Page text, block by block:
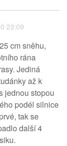
23:09
cm sněhu,
rána
Jediná
až k
jednou stopou
podél silnice
tak se
další 4